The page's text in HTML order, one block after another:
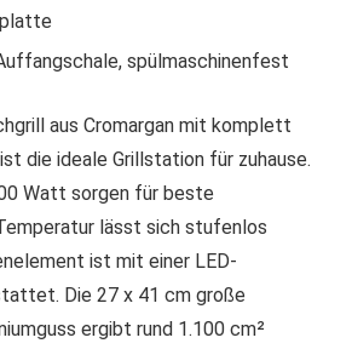
spülmaschinenfest
aus Cromargan mit komplett
die ideale Grillstation für zuhause.
Watt sorgen für beste
lässt sich stufenlos
ist mit einer LED-
Die 27 x 41 cm große
ergibt rund 1.100 cm²